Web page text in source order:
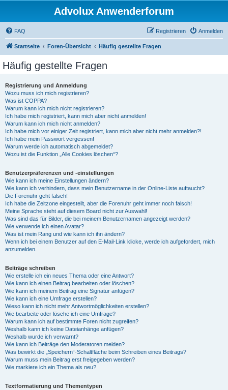
Advolux Anwenderforum
FAQ Anmelden
Registrieren
Startseite Foren-Übersicht Häufig gestellte Fragen
Häufig gestellte Fragen
Registrierung und Anmeldung
Wozu muss ich mich registrieren?
Was ist COPPA?
Warum kann ich mich nicht registrieren?
Ich habe mich registriert, kann mich aber nicht anmelden!
Warum kann ich mich nicht anmelden?
Ich habe mich vor einiger Zeit registriert, kann mich aber nicht mehr anmelden?!
Ich habe mein Passwort vergessen!
Warum werde ich automatisch abgemeldet?
Wozu ist die Funktion „Alle Cookies löschen“?
Benutzerpräferenzen und -einstellungen
Wie kann ich meine Einstellungen ändern?
Wie kann ich verhindern, dass mein Benutzername in der Online-Liste auftaucht?
Die Forenuhr geht falsch!
Ich habe die Zeitzone eingestellt, aber die Forenuhr geht immer noch falsch!
Meine Sprache steht auf diesem Board nicht zur Auswahl!
Was sind das für Bilder, die bei meinem Benutzernamen angezeigt werden?
Wie verwende ich einen Avatar?
Was ist mein Rang und wie kann ich ihn ändern?
Wenn ich bei einem Benutzer auf den E-Mail-Link klicke, werde ich aufgefordert, mich
anzumelden.
Beiträge schreiben
Wie erstelle ich ein neues Thema oder eine Antwort?
Wie kann ich einen Beitrag bearbeiten oder löschen?
Wie kann ich meinem Beitrag eine Signatur anfügen?
Wie kann ich eine Umfrage erstellen?
Wieso kann ich nicht mehr Antwortmöglichkeiten erstellen?
Wie bearbeite oder lösche ich eine Umfrage?
Warum kann ich auf bestimmte Foren nicht zugreifen?
Weshalb kann ich keine Dateianhänge anfügen?
Weshalb wurde ich verwarnt?
Wie kann ich Beiträge den Moderatoren melden?
Was bewirkt die „Speichern“-Schaltfläche beim Schreiben eines Beitrags?
Warum muss mein Beitrag erst freigegeben werden?
Wie markiere ich ein Thema als neu?
Textformatierung und Thementypen